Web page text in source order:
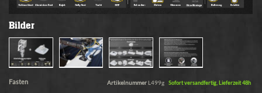
Bilder
Fasten Artikelnummer L499g Sofort versandfertig, Lieferzeit 48h